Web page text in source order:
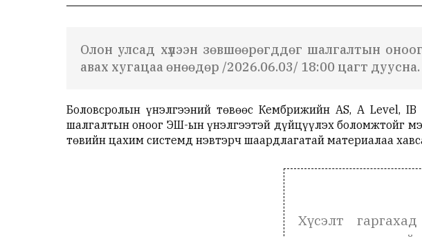
Олон улсад хүлээн зөвшөөрөгддөг шалгалтын оноог
авах хугацаа өнөөдөр /2026.06.03/ 18:00 цагт дуусна.
Боловсролын үнэлгээний төвөөс Кембрижийн AS, A Level,
шалгалтын оноог ЭШ-ын үнэлгээтэй дүйцүүлэх боломжтойг
төвийн цахим системд нэвтэрч шаардлагатай материалаа
Хүсэлт